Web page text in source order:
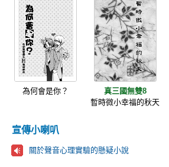
為何會是你？
真三國無雙8
暫時微小幸福的秋天
宣傳小喇叭
關於聲音心理實驗的懸疑小說